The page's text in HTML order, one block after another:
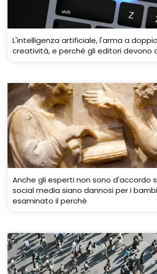
L'intelligenza artificiale, l'arma a
creatività, e perché gli editori devono
Anche gli esperti non sono d'accordo
social media siano dannosi per i
esaminato il perché